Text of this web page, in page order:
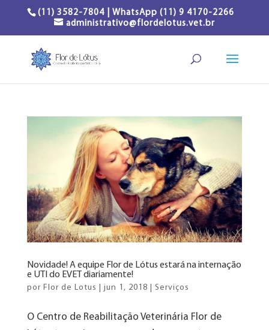
(11) 3582-7804 | WhatsApp (11) 9 4170-2266
administrativo@flordelotus.vet.br
Novidade! A equipe Flor de Lótus estará na internação
e UTI do EVET diariamente!
por Flor de Lotus jun 1, 2018 Serviços
O Centro de Reabilitação Veterinária Flor de